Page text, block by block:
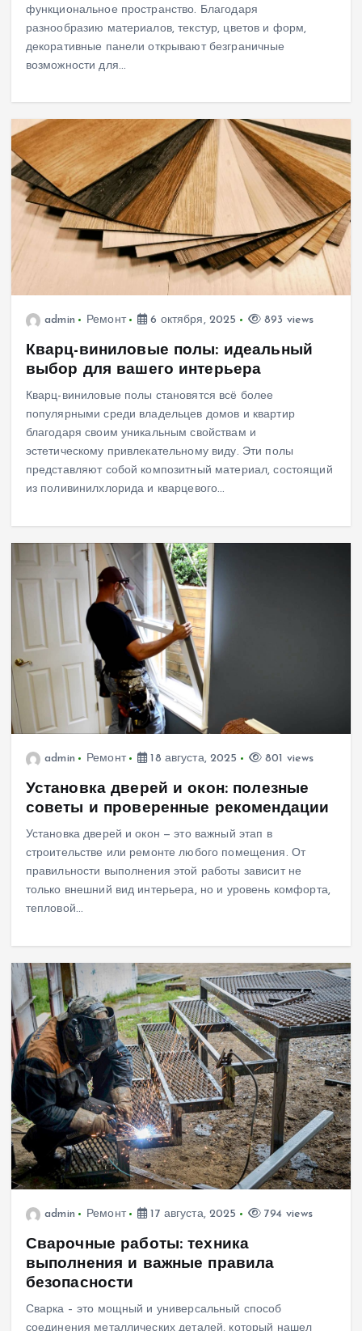
функциональное пространство. Благодаря
разнообразию материалов, текстур, цветов и форм,
декоративные панели открывают безграничные
возможности для…
admin Ремонт 6 октября, 2025 893 views
Кварц-виниловые полы: идеальный
выбор для вашего интерьера
Кварц-виниловые полы становятся всё более
популярными среди владельцев домов и квартир
благодаря своим уникальным свойствам и
эстетическому привлекательному виду. Эти полы
представляют собой композитный материал, состоящий
из поливинилхлорида и кварцевого…
admin Ремонт 18 августа, 2025 801 views
Установка дверей и окон: полезные
советы и проверенные рекомендации
Установка дверей и окон — это важный этап в
строительстве или ремонте любого помещения. От
правильности выполнения этой работы зависит не
только внешний вид интерьера, но и уровень комфорта,
тепловой…
admin Ремонт 17 августа, 2025 794 views
Сварочные работы: техника
выполнения и важные правила
безопасности
Сварка – это мощный и универсальный способ
соединения металлических деталей, который нашел